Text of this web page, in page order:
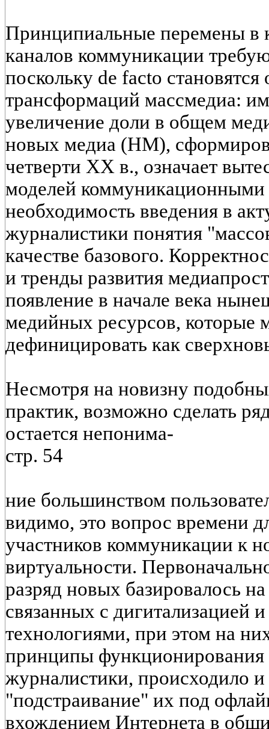
Принципиальные перемены в
каналов коммуникации
поскольку de facto
трансформаций массмедиа:
увеличение доли в общем
новых медиа (НМ),
четверти XX в., означает
моделей коммуникационными
необходимость введения в
журналистики понятия
качестве базового.
и тренды развития
появление в начале века
медийных ресурсов, которые
дефиницировать как
Несмотря на новизну
практик, возможно сделать
остается непонима-
стр. 54
ние большинством
видимо, это вопрос времени
участников коммуникации к
виртуальности.
разряд новых базировалось
связанных с дигитализацией
технологиями, при этом на
принципы функционирования
журналистики, происходило
"подстраивание" их под
вхождением Интернета в